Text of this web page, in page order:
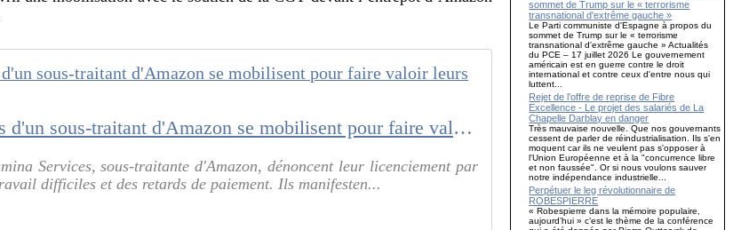
Près de Rouen, 9 livreurs d'un sous-traitant d'Amazon se mobilisent pour faire valoir leurs droits
Services, sous-traitante d'Amazon, dénoncent leur licenciement par
difficiles et des retards de paiement. Ils manifesten...
sommet de Trump sur le « terrorisme
transnational d'extrême gauche »
Le Parti communiste d'Espagne à propos du
sommet de Trump sur le « terrorisme
transnational d'extrême gauche » Actualités
du PCE – 17 juillet 2026 Le gouvernement
américain est en guerre contre le droit
international et contre ceux d'entre nous qui
luttent...
Rejet de l’offre de reprise de Fibre
Excellence - Le projet des salariés de La
Chapelle Darblay en danger
Très mauvaise nouvelle. Que nos gouvernants
cessent de parler de réindustrialisation. Ils s'en
moquent car ils ne veulent pas s'opposer à
l'Union Européenne et à la "concurrence libre
et non faussée". Or si nous voulons sauver
notre indépendance industrielle...
Perpétuer le leg révolutionnaire de
ROBESPIERRE
« Robespierre dans la mémoire populaire,
aujourd’hui » c’est le thème de la conférence